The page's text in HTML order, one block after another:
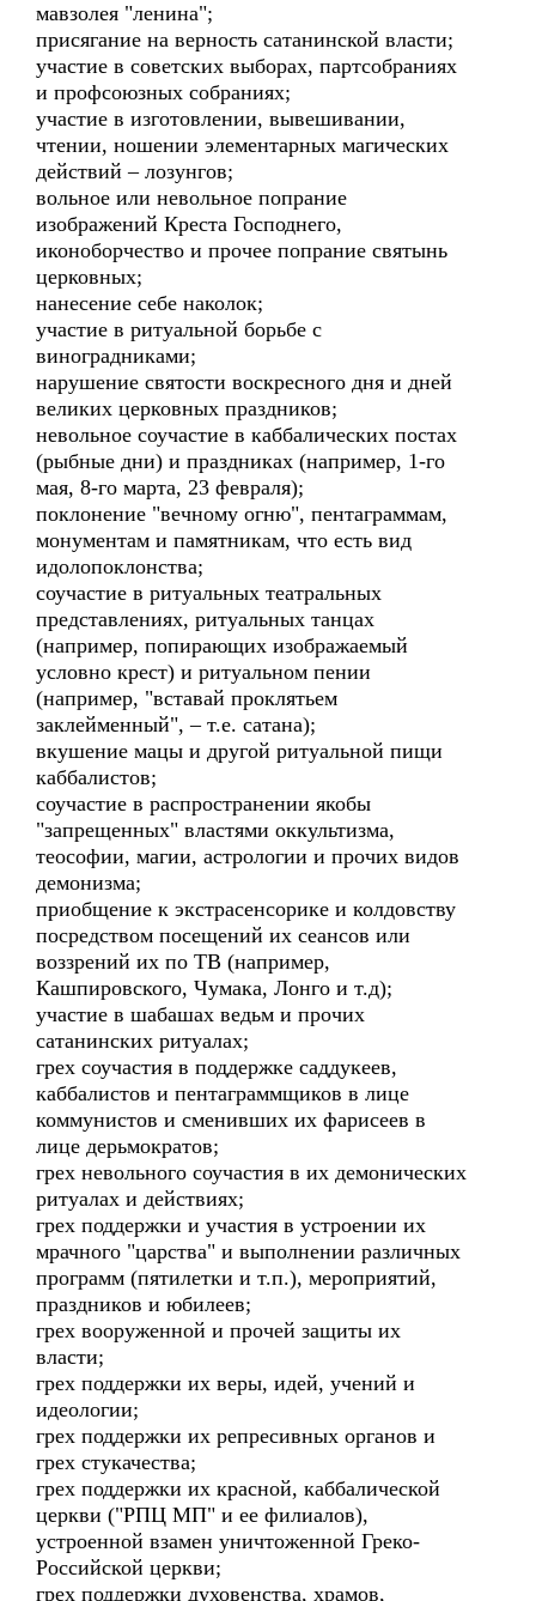
мавзолея "ленина";
присягание на верность сатанинской власти;
участие в советских выборах, партсобраниях
и профсоюзных собраниях;
участие в изготовлении, вывешивании,
чтении, ношении элементарных магических
действий – лозунгов;
вольное или невольное попрание
изображений Креста Господнего,
иконоборчество и прочее попрание святынь
церковных;
нанесение себе наколок;
участие в ритуальной борьбе с
виноградниками;
нарушение святости воскресного дня и дней
великих церковных праздников;
невольное соучастие в каббалических постах
(рыбные дни) и праздниках (например, 1-го
мая, 8-го марта, 23 февраля);
поклонение "вечному огню", пентаграммам,
монументам и памятникам, что есть вид
идолопоклонства;
соучастие в ритуальных театральных
представлениях, ритуальных танцах
(например, попирающих изображаемый
условно крест) и ритуальном пении
(например, "вставай проклятьем
заклейменный", – т.е. сатана);
вкушение мацы и другой ритуальной пищи
каббалистов;
соучастие в распространении якобы
"запрещенных" властями оккультизма,
теософии, магии, астрологии и прочих видов
демонизма;
приобщение к экстрасенсорике и колдовству
посредством посещений их сеансов или
воззрений их по ТВ (например,
Кашпировского, Чумака, Лонго и т.д);
участие в шабашах ведьм и прочих
сатанинских ритуалах;
грех соучастия в поддержке саддукеев,
каббалистов и пентаграммщиков в лице
коммунистов и сменивших их фарисеев в
лице дерьмократов;
грех невольного соучастия в их демонических
ритуалах и действиях;
грех поддержки и участия в устроении их
мрачного "царства" и выполнении различных
программ (пятилетки и т.п.), мероприятий,
праздников и юбилеев;
грех вооруженной и прочей защиты их
власти;
грех поддержки их веры, идей, учений и
идеологии;
грех поддержки их репресивных органов и
грех стукачества;
грех поддержки их красной, каббалической
церкви ("РПЦ МП" и ее филиалов),
устроенной взамен уничтоженной Греко-
Российской церкви;
грех поддержки духовенства, храмов,